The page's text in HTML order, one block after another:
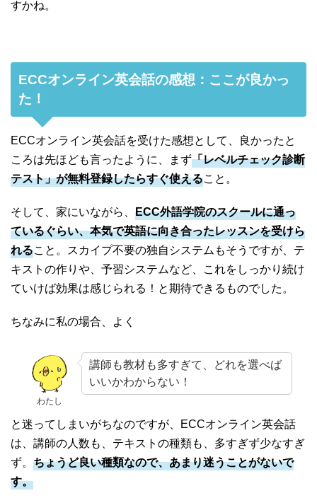
すかね。
ECCオンライン英会話の感想：ここが良かっ
た！
ECCオンライン英会話を受けた感想として、良かったと
ころは先ほども言ったように、まず「レベルチェック診断
テスト」が無料登録したらすぐ使えること。
そして、家にいながら、 ECC外語学院のスクールに通っ
ているぐらい、本気で英語に向き合ったレッスンを受けら
れること。スカイプ不要の独自システムもそうですが、テ
キストの作りや、予習システムなど、これをしっかり続け
ていけば効果は感じられる！と期待できるものでした。
ちなみに私の場合、よく
わたし
講師も教材も多すぎて、どれを選べば
いいかわからない！
と迷ってしまいがちなのですが、ECCオンライン英会話
は、講師の人数も、テキストの種類も、多すぎず少なすぎ
ず。 ちょうど良い種類なので、あまり迷うことがないで
す。